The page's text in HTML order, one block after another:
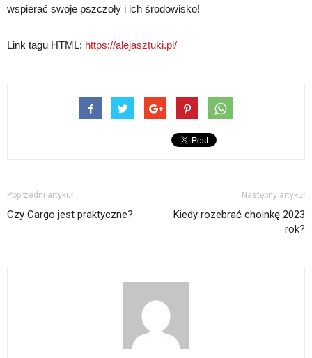
wspierać swoje pszczoły i ich środowisko!
Link tagu HTML: https://alejasztuki.pl/
Poprzedni artykuł
Czy Cargo jest praktyczne?
Następny artykuł
Kiedy rozebrać choinkę 2023
rok?